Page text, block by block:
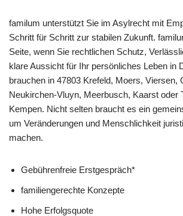
familum unterstützt Sie im Asylrecht mit
Schritt für Schritt zur stabilen Zukunft.
Seite, wenn Sie rechtlichen Schutz,
klare Aussicht für Ihr persönliches Leben in
brauchen in 47803 Krefeld, Moers, Viersen,
Neukirchen-Vluyn, Meerbusch, Kaarst oder
Kempen. Nicht selten braucht es ein
um Veränderungen und Menschlichkeit
machen.
Gebührenfreie Erstgespräch*
familiengerechte Konzepte
Hohe Erfolgsquote